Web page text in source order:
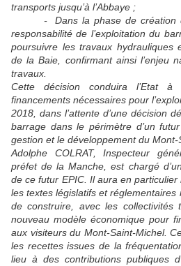
transports jusqu’à l’Abbaye ;
- Dans la phase de création de
responsabilité de l’exploitation du
poursuivre les travaux hydrauliques
de la Baie, confirmant ainsi l’enjeu
travaux.
Cette décision conduira l’Etat à
financements nécessaires pour
2018, dans l’attente d’une décision
barrage dans le périmètre d’un
gestion et le développement du Mont-
Adolphe COLRAT, Inspecteur
préfet de la Manche, est chargé
de ce futur EPIC. Il aura en
les textes législatifs et
de construire, avec les collectivités
nouveau modèle économique pour
aux visiteurs du Mont-Saint-Michel.
les recettes issues de la
lieu à des contributions publiques